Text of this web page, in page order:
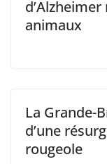
animaux
La Grande-
d’une
rougeole